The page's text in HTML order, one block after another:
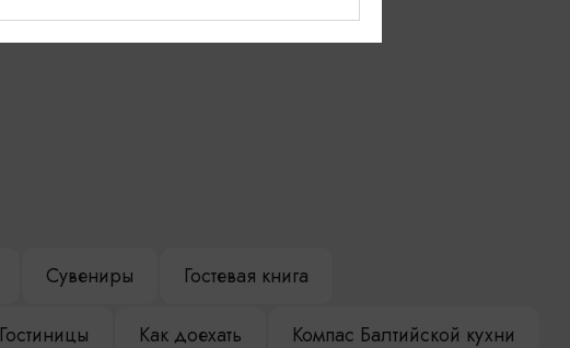
Сувениры Гостевая книга
Гостиницы Как доехать Компас Балтийской кухни